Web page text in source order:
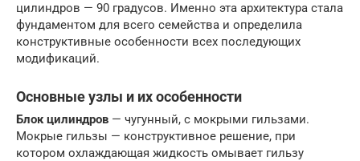
цилиндров — 90 градусов. Именно эта архитектура стала
фундаментом для всего семейства и определила
конструктивные особенности всех последующих
модификаций.
Основные узлы и их особенности
Блок цилиндров — чугунный, с мокрыми гильзами.
Мокрые гильзы — конструктивное решение, при
котором охлаждающая жидкость омывает гильзу